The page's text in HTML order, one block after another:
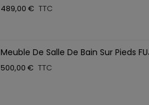
489,00 € TTC
Meuble De Salle De Bain Sur Pieds
500,00 € TTC